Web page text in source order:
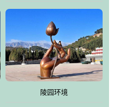
遗产地清东陵的和谐统一，在园
有机融合，充分发挥独一无二
建设旅游景观、寺庙、酒店等综
企业的多元化经营项目相互依
90%。
陵园环境